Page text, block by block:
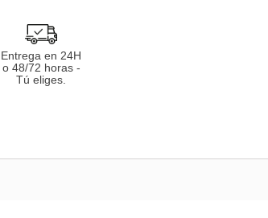
Entrega en 24H
o 48/72 horas -
Tú eliges.